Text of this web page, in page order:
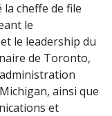
la cheffe de file
le
le leadership du
de Toronto,
ainsi que
et